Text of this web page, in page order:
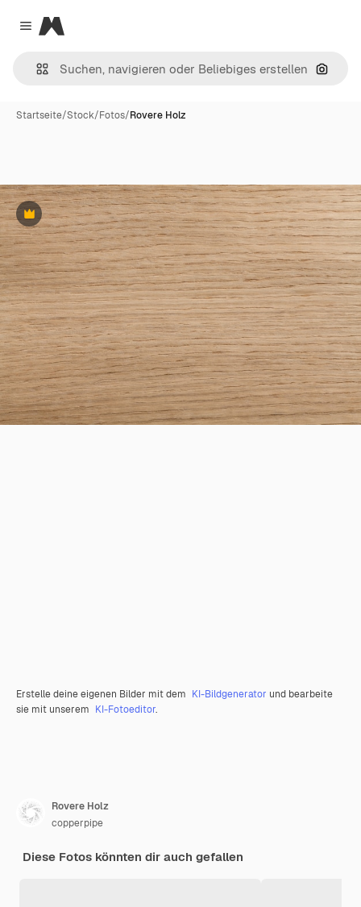
Close menu
Magnific
Nach
Startseite/Stock/Fotos/Rovere Holz
Premium
Erstelle deine eigenen Bilder mit dem KI-Bildgenerator und bearbeite
sie mit unserem KI-Fotoeditor.
Rovere Holz
copperpipe
Diese Fotos könnten dir auch gefallen